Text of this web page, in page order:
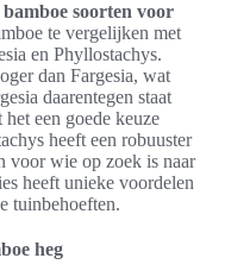
bamboe soorten voor
te vergelijken met
en Phyllostachys.
dan Fargesia, wat
daarentegen staat
een goede keuze
heeft een robuuster
voor wie op zoek is naar
heeft unieke voordelen
tuinbehoeften.
heg